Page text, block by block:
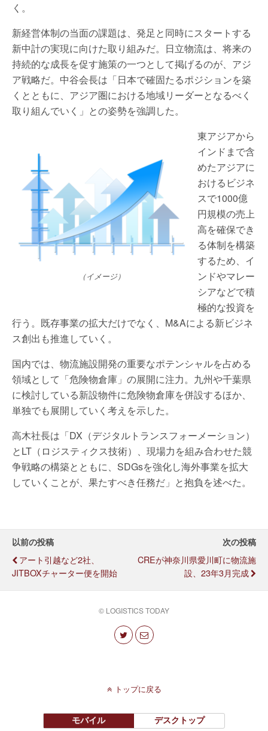
く。
新経営体制の当面の課題は、発足と同時にスタートする
新中計の実現に向けた取り組みだ。日立物流は、将来の
持続的な成長を促す施策の一つとして掲げるのが、アジ
ア戦略だ。中谷会長は「日本で確固たるポジションを築
くとともに、アジア圏における地域リーダーとなるべく
取り組んでいく」との姿勢を強調した。
（イメージ）
東アジアから
インドまで含
めたアジアに
おけるビジネ
スで1000億
円規模の売上
高を確保でき
る体制を構築
するため、イ
ンドやマレー
シアなどで積
極的な投資を
行う。既存事業の拡大だけでなく、M&Aによる新ビジネ
ス創出も推進していく。
国内では、物流施設開発の重要なポテンシャルを占める
領域として「危険物倉庫」の展開に注力。九州や千葉県
に検討している新設物件に危険物倉庫を併設するほか、
単独でも展開していく考えを示した。
高木社長は「DX（デジタルトランスフォーメーション）
とLT（ロジスティクス技術）、現場力を組み合わせた競
争戦略の構築とともに、SDGsを強化し海外事業を拡大
していくことが、果たすべき任務だ」と抱負を述べた。
以前の投稿
アート引越など2社、
JITBOXチャーター便を開始
次の投稿
CREが神奈川県愛川町に物流施
設、23年3月完成
© LOGISTICS TODAY
トップに戻る
モバイル デスクトップ